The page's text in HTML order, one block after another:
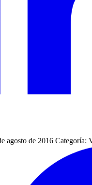
agosto de 2016 Categoría: